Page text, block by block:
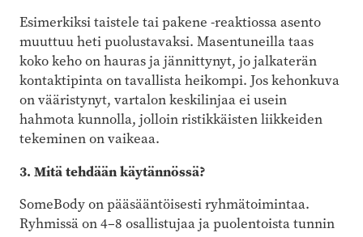
Esimerkiksi taistele tai pakene -reaktiossa asento
muuttuu heti puolustavaksi. Masentuneilla taas
koko keho on hauras ja jännittynyt, jo jalkaterän
kontaktipinta on tavallista heikompi. Jos kehonkuva
on vääristynyt, vartalon keskilinjaa ei usein
hahmota kunnolla, jolloin ristikkäisten liikkeiden
tekeminen on vaikeaa.
3. Mitä tehdään käytännössä?
SomeBody on pääsääntöisesti ryhmätoimintaa.
Ryhmissä on 4–8 osallistujaa ja puolentoista tunnin